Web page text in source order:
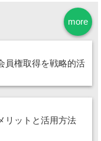
more
員権取得を戦略的活
リットと活用方法